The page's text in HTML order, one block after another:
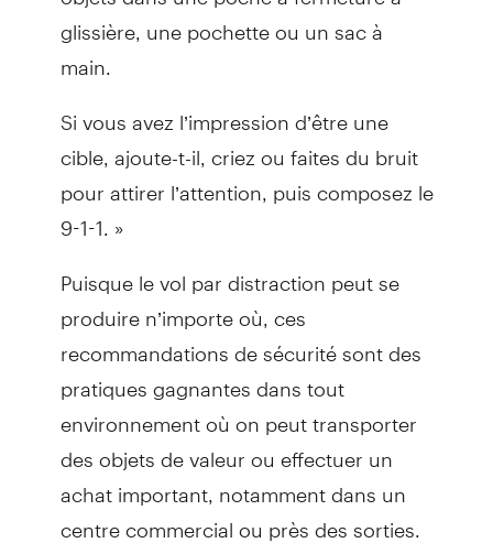
glissière, une pochette ou un sac à
main.
Si vous avez l’impression d’être une
cible, ajoute-t-il, criez ou faites du bruit
pour attirer l’attention, puis composez le
9-1-1. »
Puisque le vol par distraction peut se
produire n’importe où, ces
recommandations de sécurité sont des
pratiques gagnantes dans tout
environnement où on peut transporter
des objets de valeur ou effectuer un
achat important, notamment dans un
centre commercial ou près des sorties.